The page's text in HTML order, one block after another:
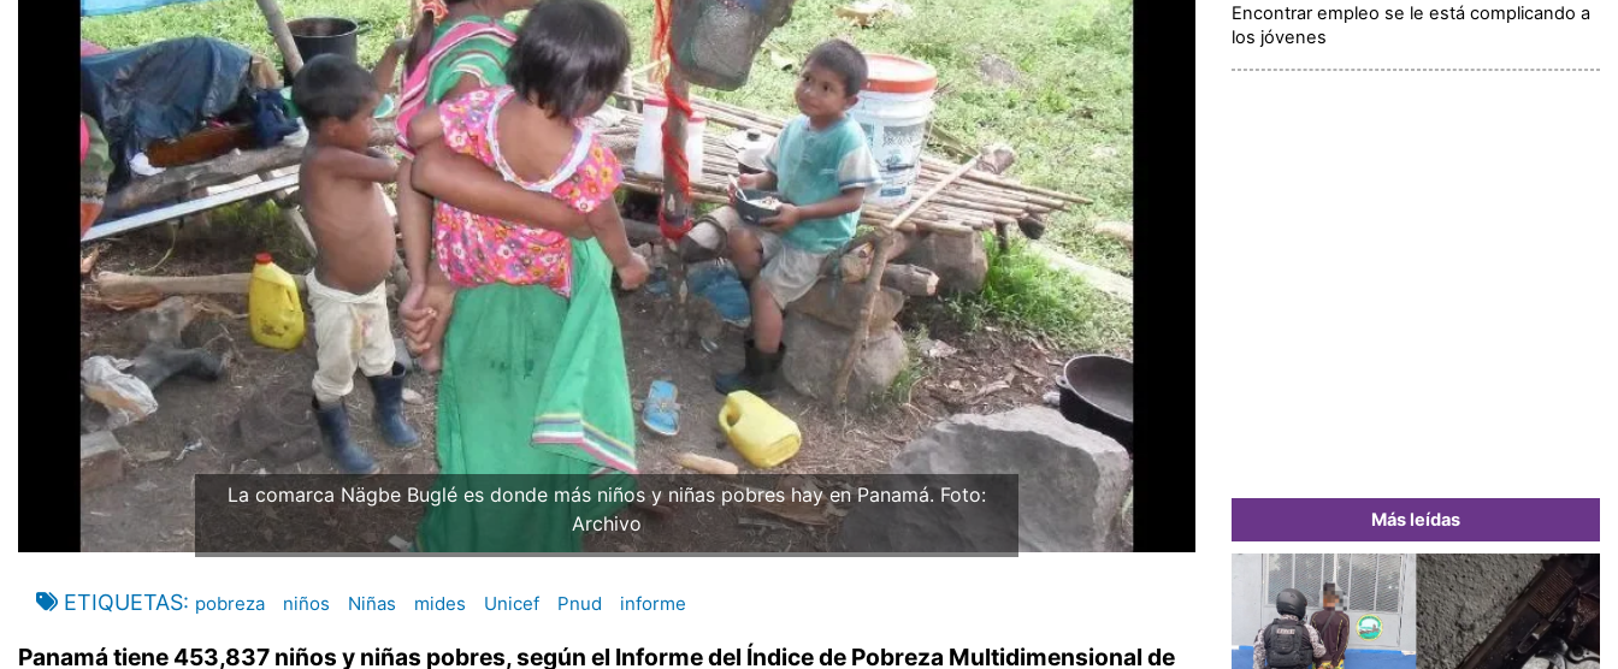
La comarca Nägbe Buglé es donde más niños y niñas pobres hay en Panamá. Foto:
Archivo
ETIQUETAS pobreza niños Niñas mides Unicef Pnud informe
Panamá tiene 453,837 niños y niñas pobres, según el Informe del Índice de Pobreza Multidimensional de
Encontrar empleo se le está complicando a
los jóvenes
Más leídas